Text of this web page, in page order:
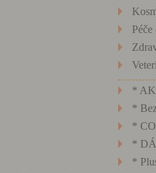
Péče
*
*
*
*
*